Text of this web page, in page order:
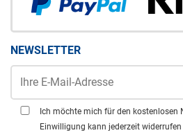
NEWSLETTER
Ich möchte mich für den kostenlosen
Einwilligung kann jederzeit